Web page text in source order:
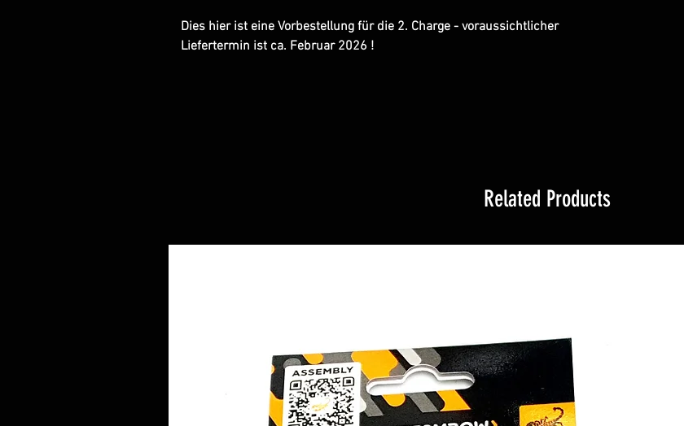
Dies hier ist eine Vorbestellung für die 2. Charge - voraussichtlicher
Liefertermin ist ca. Februar 2026 !
Related Products